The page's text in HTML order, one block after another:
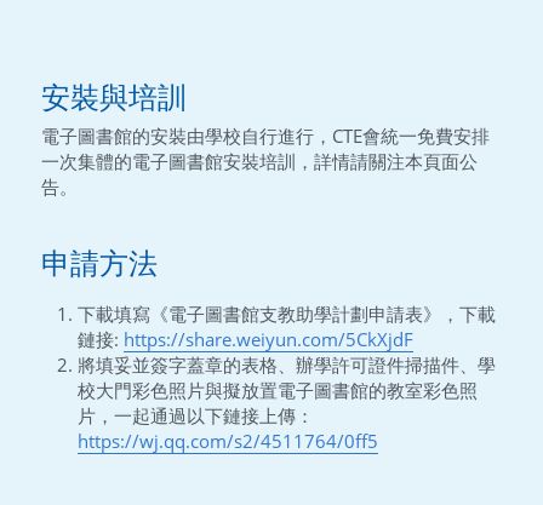
安裝與培訓
電子圖書館的安裝由學校自行進行，CTE會統一免費安排
一次集體的電子圖書館安裝培訓，詳情請關注本頁面公
告。
申請方法
下載填寫《電子圖書館支教助學計劃申請表》，下載
鏈接: https://share.weiyun.com/5CkXjdF
將填妥並簽字蓋章的表格、辦學許可證件掃描件、學
校大門彩色照片與擬放置電子圖書館的教室彩色照
片，一起通過以下鏈接上傳：
https://wj.qq.com/s2/4511764/0ff5